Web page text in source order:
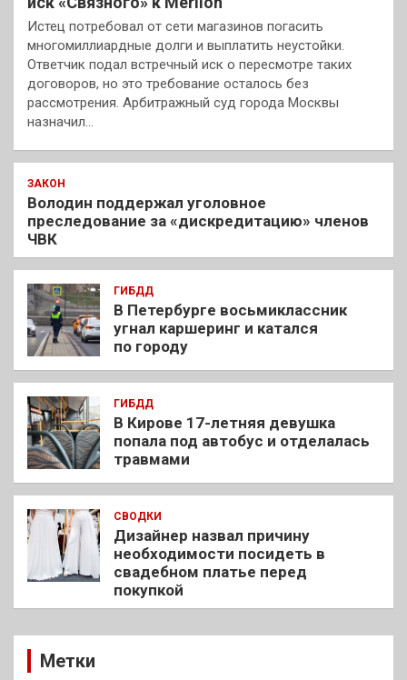
Истец потребовал от сети магазинов погасить
многомиллиардные долги и выплатить неустойки.
Ответчик подал встречный иск о пересмотре таких
договоров, но это требование осталось без
рассмотрения. Арбитражный суд города Москвы
назначил…
ЗАКОН
Володин поддержал уголовное
преследование за «дискредитацию» членов
ЧВК
ГИБДД
В Петербурге восьмиклассник
угнал каршеринг и катался
по городу
ГИБДД
В Кирове 17-летняя девушка
попала под автобус и отделалась
травмами
СВОДКИ
Дизайнер назвал причину
необходимости посидеть в
свадебном платье перед
покупкой
Метки